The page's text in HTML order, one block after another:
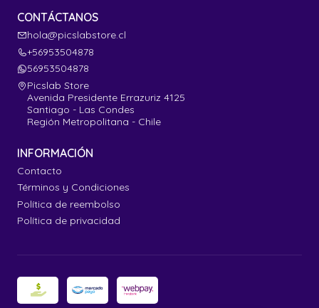
CONTÁCTANOS
hola@picslabstore.cl
+56953504878
56953504878
Picslab Store
Avenida Presidente Errazuriz 4125
Santiago - Las Condes
Región Metropolitana - Chile
INFORMACIÓN
Contacto
Términos y Condiciones
Política de reembolso
Política de privacidad